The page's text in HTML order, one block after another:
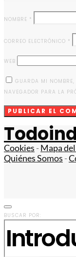
NOMBRE *
CORREO ELECTRÓNICO *
WEB
GUARDA MI NOMBRE,
NAVEGADOR PARA LA
Cookies -Mapa
Quiénes Somos -
BUSCAR POR: